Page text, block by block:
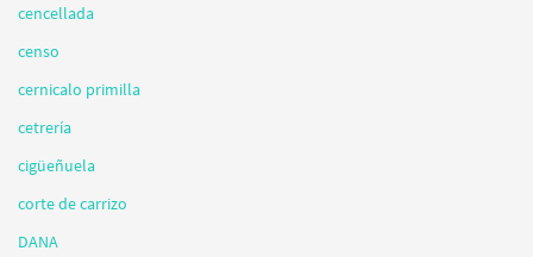
cencellada
censo
cernicalo primilla
cetrería
cigüeñuela
corte de carrizo
DANA